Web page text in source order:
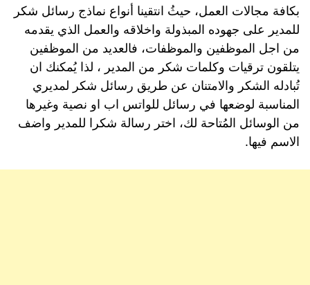
بكافة مجالات العمل، حيثُ انتقينا أنواع نماذج رسائل شكر
للمدير على جهوده المبذولة واخلاقه والعمل الذي يقدمه
من اجل الموظفين والموظفات، فالعديد من الموظفين
يتلقون ترقيات وكلمات شكر من المدير ، لذا يُمكنك ان
تُبادله الشكر والامتنان عن طريق رسائل شكر لمديري
المناسبة لوضعها في رسائل للواتس اب او نصية وغيرها
من الوسائل المُتاحة لك، اختر رسالة شكرا للمدير واضف
الاسم فيها.